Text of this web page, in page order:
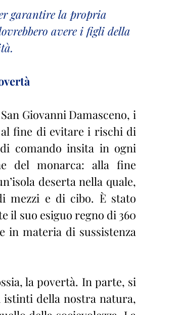
garantire la propria
avere i figli della
Giovanni Damasceno, i
fine di evitare i rischi di
comando insita in ogni
del monarca: alla fine
deserta nella quale,
mezzi e di cibo. È stato
il suo esiguo regno di 360
in materia di sussistenza
la povertà. In parte, si
della nostra natura,